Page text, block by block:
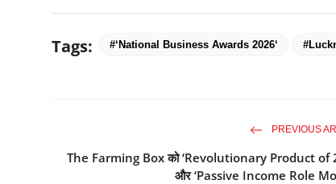
Tags: #‘National Business Awards 2026‘
PREVIOUS
The Farming Box को ‘Revolutionary Product of
और ‘Passive Income Role